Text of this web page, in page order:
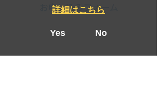
お申し込みフォーム
詳細はこちら
Yes No